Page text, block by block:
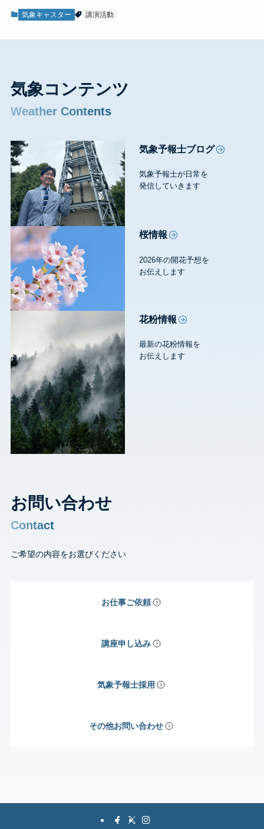
気象キャスター 講演活動
気象コンテンツ
Weather Contents
気象予報士ブログ
気象予報士が日常を
発信していきます
桜情報
2026年の開花予想を
お伝えします
花粉情報
最新の花粉情報を
お伝えします
お問い合わせ
Contact
ご希望の内容をお選びください
お仕事ご依頼
講座申し込み
気象予報士採用
その他お問い合わせ